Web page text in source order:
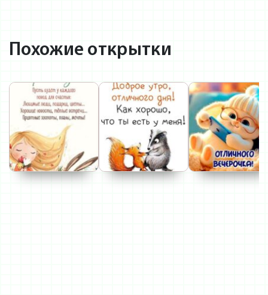
Похожие открытки